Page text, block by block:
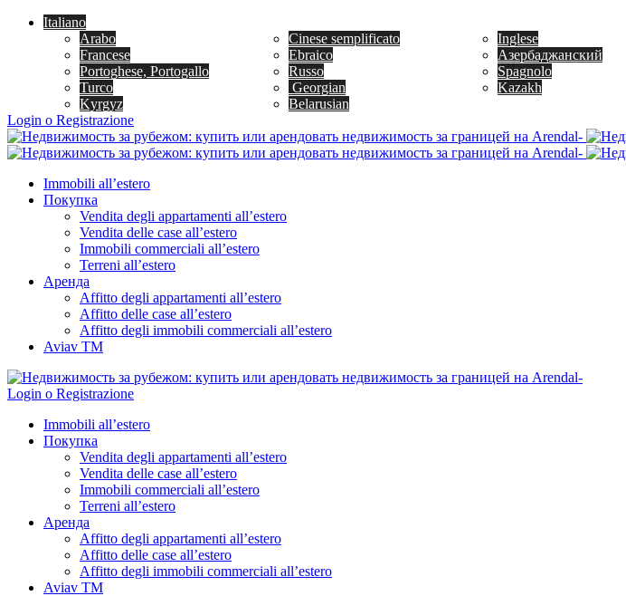
Italiano
Arabo
Cinese semplificato
Inglese
Francese
Ebraico
Азербаджанский
Portoghese, Portogallo
Russo
Spagnolo
Turco
Georgian
Kazakh
Kyrgyz
Belarusian
Login o Registrazione
Immobili all’estero
Покупка
Vendita degli appartamenti all’estero
Vendita delle case all’estero
Immobili commerciali all’estero
Terreni all’estero
Аренда
Affitto degli appartamenti all’estero
Affitto delle case all’estero
Affitto degli immobili commerciali all’estero
Aviav TM
Login o Registrazione
Immobili all’estero
Покупка
Vendita degli appartamenti all’estero
Vendita delle case all’estero
Immobili commerciali all’estero
Terreni all’estero
Аренда
Affitto degli appartamenti all’estero
Affitto delle case all’estero
Affitto degli immobili commerciali all’estero
Aviav TM